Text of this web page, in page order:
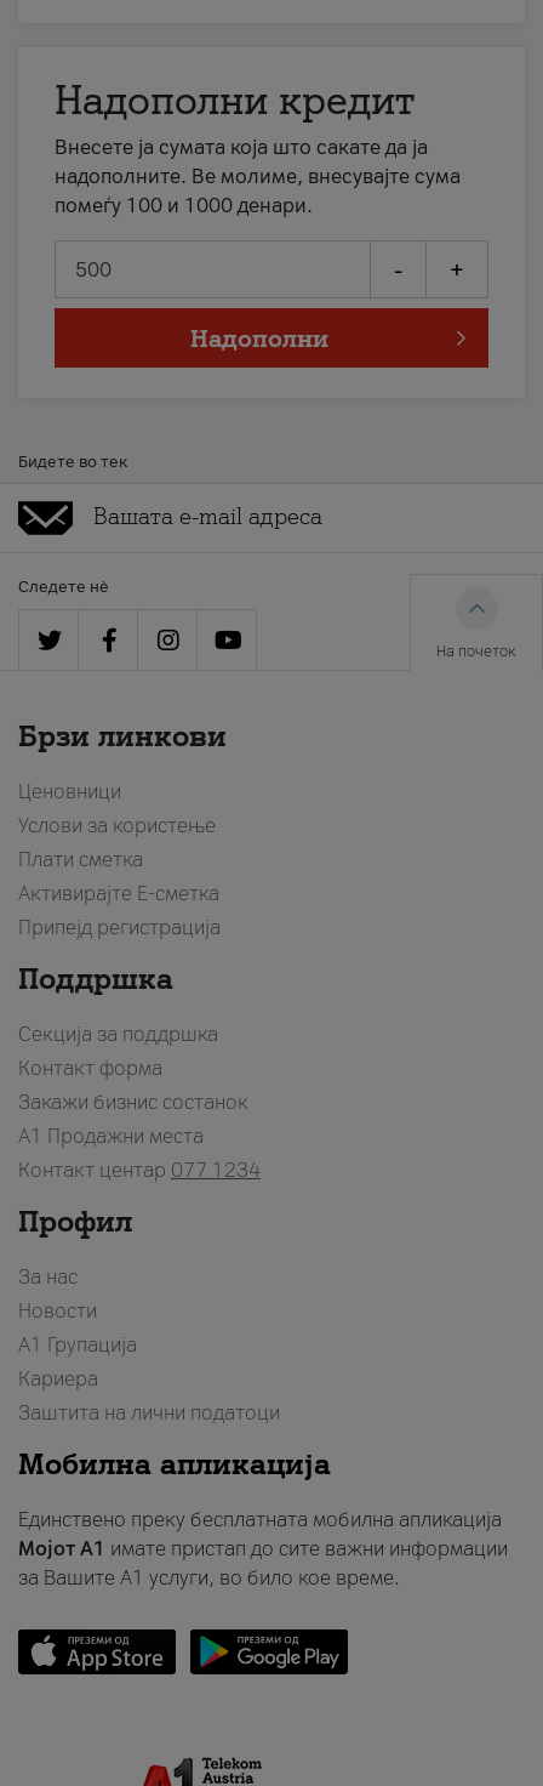
Надополни кредит
Внесете ја сумата која што сакате да ја
надополните. Ве молиме, внесувајте сума
помеѓу 100 и 1000 денари.
- +
Надополни
Бидете во тек
Следете нè
На почеток
Брзи линкови
Ценовници
Услови за користење
Плати сметка
Активирајте Е-сметка
Припејд регистрација
Поддршка
Секција за поддршка
Контакт форма
Закажи бизнис состанок
A1 Продажни места
Контакт центар 077 1234
Профил
За нас
Новости
А1 Групација
Кариера
Заштита на лични податоци
Мобилна апликација
Единствено преку бесплатната мобилна апликација
Мојот A1 имате пристап до сите важни информации
за Вашите A1 услуги, во било кое време.